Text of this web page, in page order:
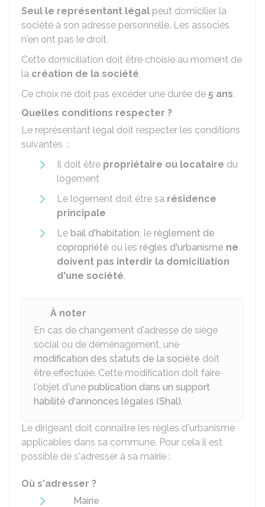
Seul le représentant légal peut domicilier la
société à son adresse personnelle. Les associés
n'en ont pas le droit.
Cette domiciliation doit être choisie au moment de
la création de la société.
Ce choix ne doit pas excéder une durée de 5 ans.
Quelles conditions respecter ?
Le représentant légal doit respecter les conditions
suivantes :
Il doit être propriétaire ou locataire du
logement
Le logement doit être sa résidence
principale
Le bail d'habitation, le règlement de
copropriété ou les règles d'urbanisme ne
doivent pas interdir la domiciliation
d'une société.
À noter
En cas de changement d'adresse de siège
social ou de déménagement, une
modification des statuts de la société doit
être effectuée. Cette modification doit faire
l'objet d'une publication dans un support
habilité d'annonces légales (Shal).
Le dirigeant doit connaître les règles d'urbanisme
applicables dans sa commune. Pour cela il est
possible de s'adresser à sa mairie :
Où s'adresser ?
Mairie